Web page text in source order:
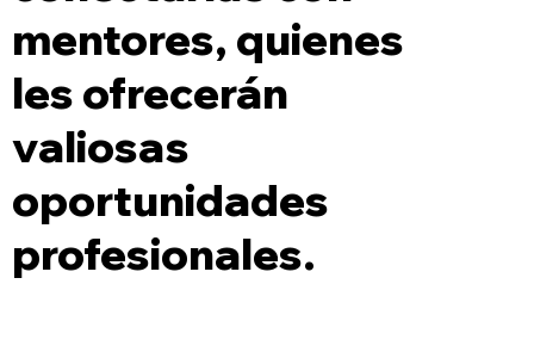
mentores, quienes
les ofrecerán
valiosas
oportunidades
profesionales.